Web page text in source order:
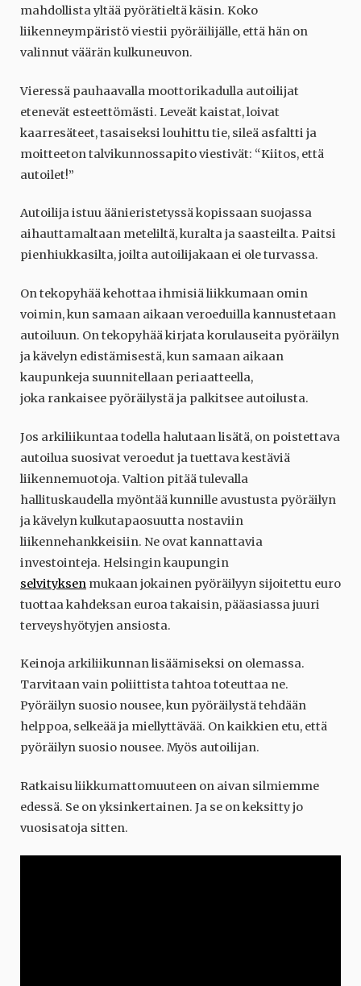
mahdollista yltää pyörätieltä käsin. Koko
liikenneympäristö viestii pyöräilijälle, että hän on
valinnut väärän kulkuneuvon.
Vieressä pauhaavalla moottorikadulla autoilijat
etenevät esteettömästi. Leveät kaistat, loivat
kaarresäteet, tasaiseksi louhittu tie, sileä asfaltti ja
moitteeton talvikunnossapito viestivät: “Kiitos, että
autoilet!”
Autoilija istuu äänieristetyssä kopissaan suojassa
aihauttamaltaan meteliltä, kuralta ja saasteilta. Paitsi
pienhiukkasilta, joilta autoilijakaan ei ole turvassa.
On tekopyhää kehottaa ihmisiä liikkumaan omin
voimin, kun samaan aikaan veroeduilla kannustetaan
autoiluun. On tekopyhää kirjata korulauseita pyöräilyn
ja kävelyn edistämisestä, kun samaan aikaan
kaupunkeja suunnitellaan periaatteella,
joka rankaisee pyöräilystä ja palkitsee autoilusta.
Jos arkiliikuntaa todella halutaan lisätä, on poistettava
autoilua suosivat veroedut ja tuettava kestäviä
liikennemuotoja. Valtion pitää tulevalla
hallituskaudella myöntää kunnille avustusta pyöräilyn
ja kävelyn kulkutapaosuutta nostaviin
liikennehankkeisiin. Ne ovat kannattavia
investointeja. Helsingin kaupungin
selvityksen mukaan jokainen pyöräilyyn sijoitettu euro
tuottaa kahdeksan euroa takaisin, pääasiassa juuri
terveyshyötyjen ansiosta.
Keinoja arkiliikunnan lisäämiseksi on olemassa.
Tarvitaan vain poliittista tahtoa toteuttaa ne.
Pyöräilyn suosio nousee, kun pyöräilystä tehdään
helppoa, selkeää ja miellyttävää. On kaikkien etu, että
pyöräilyn suosio nousee. Myös autoilijan.
Ratkaisu liikkumattomuuteen on aivan silmiemme
edessä. Se on yksinkertainen. Ja se on keksitty jo
vuosisatoja sitten.